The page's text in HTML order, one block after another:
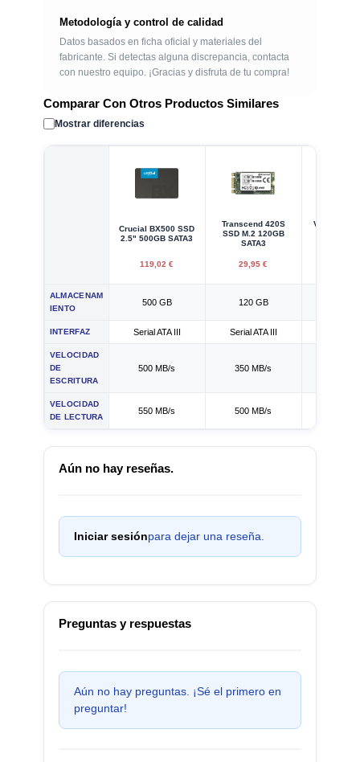
Metodología y control de calidad
Datos basados en ficha oficial y materiales del
fabricante. Si detectas alguna discrepancia, contacta
con nuestro equipo. ¡Gracias y disfruta de tu compra!
Comparar Con Otros Productos Similares
Mostrar diferencias
Crucial BX500 SSD
2.5" 500GB SATA3
119,02 €
Transcend 420S
SSD M.2 120GB
SATA3
29,95 €
Verbatim
ALMACENAM
IENTO
500 GB 120 GB
INTERFAZ Serial ATA III Serial ATA III
VELOCIDAD
DE
ESCRITURA
500 MB/s 350 MB/s
VELOCIDAD
DE LECTURA
550 MB/s 500 MB/s
Aún no hay reseñas.
Iniciar sesiónpara dejar una reseña.
Preguntas y respuestas
Aún no hay preguntas. ¡Sé el primero en
preguntar!